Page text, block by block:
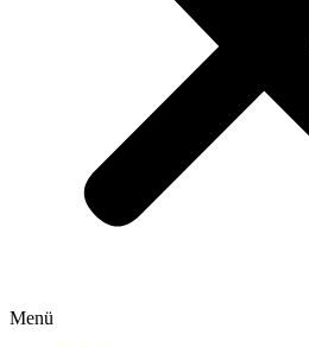
Menü